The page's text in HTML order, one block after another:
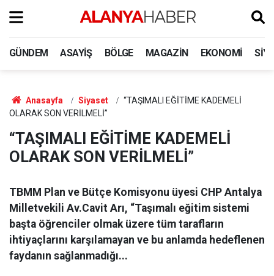
GÜNDEM ASAYIŞ BÖLGE MAGAZIN EKONOMI
Anasayfa Siyaset
“TAŞIMALI EĞİTİME KADEMELİ
OLARAK SON VERİLMELİ”
“TAŞIMALI EĞİTİME KADEMELİ
OLARAK SON VERİLMELİ”
TBMM Plan ve Bütçe Komisyonu üyesi CHP Antalya
Milletvekili Av.Cavit Arı, “Taşımalı eğitim sistemi
başta öğrenciler olmak üzere tüm tarafların
ihtiyaçlarını karşılamayan ve bu anlamda hedeflenen
faydanın sağlanmadığı...